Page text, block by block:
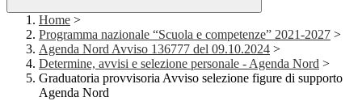
Home >
Programma nazionale “Scuola e competenze” 2021-2027 >
Agenda Nord Avviso 136777 del 09.10.2024 >
Determine, avvisi e selezione personale - Agenda Nord >
Graduatoria provvisoria Avviso selezione figure di supporto
Agenda Nord